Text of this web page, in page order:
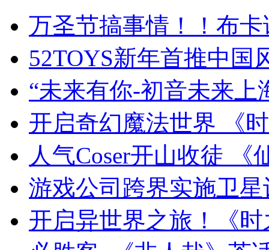
万圣节搞事情！！布
52TOYS新年首推中国
“未来有你-初音未来上
开启奇幻魔法世界 《
人气Coser开山收徒 《
游戏公司跨界实施卫
开启异世界之旅！《